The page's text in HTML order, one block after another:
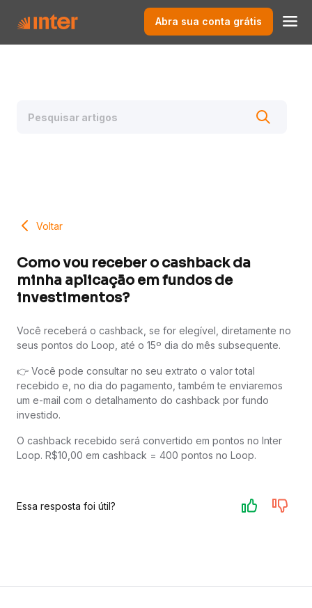
Abra sua conta grátis
Voltar
Como vou receber o cashback da
minha aplicação em fundos de
investimentos?
Você receberá o cashback, se for elegível, diretamente no
seus pontos do Loop, até o 15º dia do mês subsequente.
👉 Você pode consultar no seu extrato o valor total
recebido e, no dia do pagamento, também te enviaremos
um e-mail com o detalhamento do cashback por fundo
investido.
O cashback recebido será convertido em pontos no Inter
Loop. R$10,00 em cashback = 400 pontos no Loop.
Essa resposta foi útil?